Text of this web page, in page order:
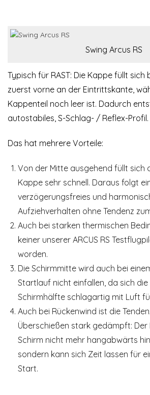
Swing Arcus RS
Typisch für RAST: Die Kappe füllt sich
zuerst vorne an der Eintrittskante,
Kappenteil noch leer ist. Dadurch
autostabiles, S-Schlag- / Reflex-Profil.
Das hat mehrere Vorteile:
Von der Mitte ausgehend füllt sich
Kappe sehr schnell. Daraus folgt
verzögerungsfreies und
Aufziehverhalten ohne Tendenz
Auch bei starken thermischen
keiner unserer ARCUS RS
worden.
Die Schirmmitte wird auch bei
Startlauf nicht einfallen, da sich
Schirmhälfte schlagartig mit Luft
Auch bei Rückenwind ist die
Überschießen stark gedämpft: Der
Schirm nicht mehr hangabwärts
sondern kann sich Zeit lassen für
Start.